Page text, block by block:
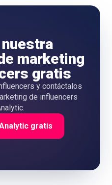
marketing
gratis
y contáctalos
de influencers
gratis